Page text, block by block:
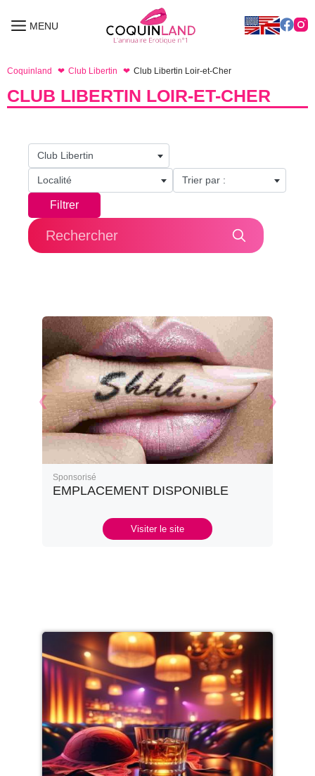
MENU
MENU
Coquinland Club Libertin Club Libertin Loir-et-Cher
CLUB LIBERTIN LOIR-ET-CHER
Club Libertin
Localité Trier par :
Filtrer
Sponsorisé
EMPLACEMENT DISPONIBLE
Visiter le site